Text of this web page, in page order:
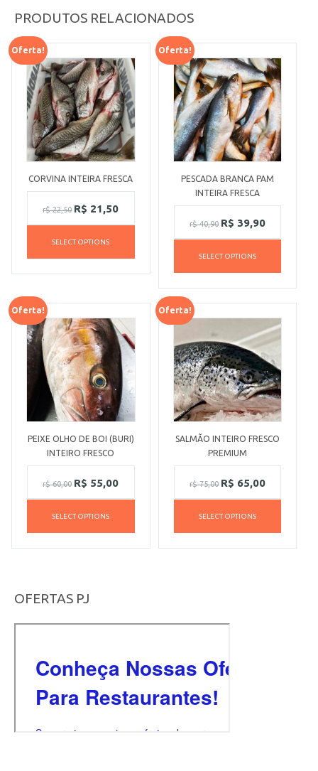
PRODUTOS RELACIONADOS
Oferta!
CORVINA INTEIRA FRESCA
r$22,50 R$ 21,50
SELECT OPTIONS
Oferta!
PESCADA BRANCA PAM
INTEIRA FRESCA
r$40,90 R$ 39,90
SELECT OPTIONS
Oferta!
PEIXE OLHO DE BOI (BURI)
INTEIRO FRESCO
r$60,00 R$ 55,00
SELECT OPTIONS
Oferta!
SALMÃO INTEIRO FRESCO
PREMIUM
r$75,00 R$ 65,00
SELECT OPTIONS
OFERTAS PJ